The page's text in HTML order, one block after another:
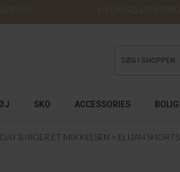
35,- 1-2 DAGES LEVERING
SKO ACCESSORIES BOLIG
DAY BIRGER ET MIKKELSEN ELIJAH SHORTS